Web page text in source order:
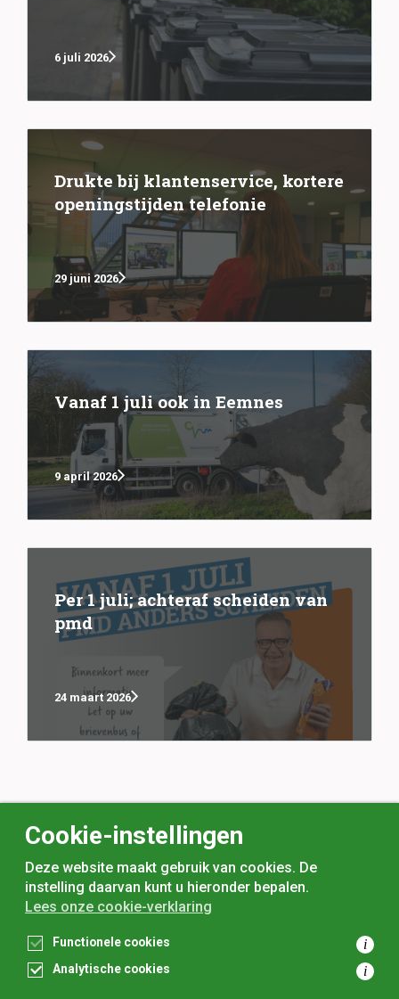
6 juli 2026
Drukte bij klantenservice, kortere
openingstijden telefonie
29 juni 2026
Vanaf 1 juli ook in Eemnes
9 april 2026
Per 1 juli; achteraf scheiden van
pmd
24 maart 2026
voor inwoners,metgemeenten
Toegankelijkheidsverklaring
Cookie-instellingen
Deze website maakt gebruik van cookies. De
instelling daarvan kunt u hieronder bepalen.
Lees onze cookie-verklaring
Functionele cookies i
Analytische cookies i